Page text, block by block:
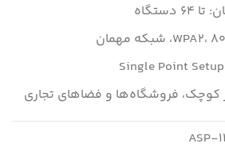
کوچک، فروشگاه‌ها و فضاهای تجاری
ASP-